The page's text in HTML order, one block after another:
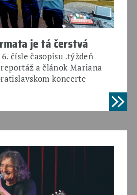
je tá čerstvá
čísle časopisu .týždeň
a článok Mariana
koncerte